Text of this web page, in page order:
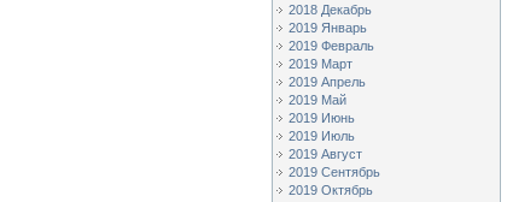
2018 Декабрь
2019 Январь
2019 Февраль
2019 Март
2019 Апрель
2019 Май
2019 Июнь
2019 Июль
2019 Август
2019 Сентябрь
2019 Октябрь